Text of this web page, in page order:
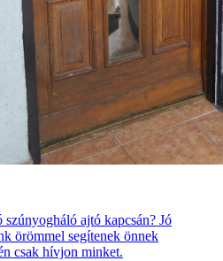
ajtó kapcsán? Jó
örömmel segítenek önnek
csak hívjon minket.